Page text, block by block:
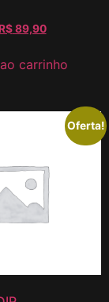
89,90
carrinho
Oferta!